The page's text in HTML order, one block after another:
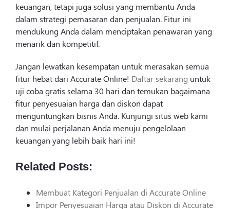
keuangan, tetapi juga solusi yang membantu Anda
dalam strategi pemasaran dan penjualan. Fitur ini
mendukung Anda dalam menciptakan penawaran yang
menarik dan kompetitif.
Jangan lewatkan kesempatan untuk merasakan semua
fitur hebat dari Accurate Online! Daftar sekarang untuk
uji coba gratis selama 30 hari dan temukan bagaimana
fitur penyesuaian harga dan diskon dapat
menguntungkan bisnis Anda. Kunjungi situs web kami
dan mulai perjalanan Anda menuju pengelolaan
keuangan yang lebih baik hari ini!
Related Posts:
Membuat Kategori Penjualan di Accurate Online
Impor Penyesuaian Harga atau Diskon di Accurate